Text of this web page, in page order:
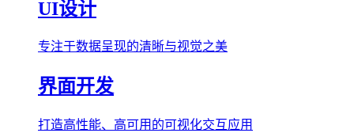
UI设计
专注于数据呈现的清晰与视觉之美
界面开发
打造高性能、高可用的可视化交互应用